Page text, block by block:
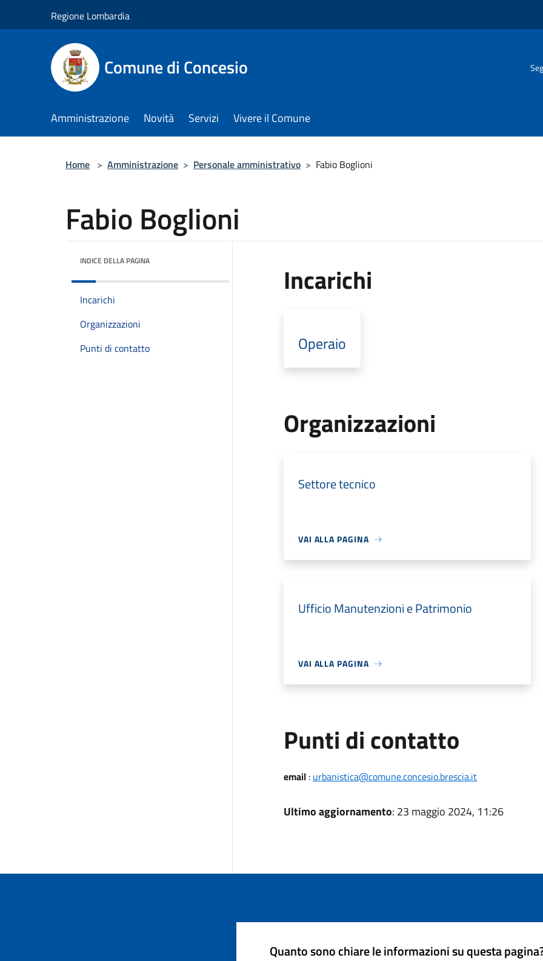
Regione Lombardia
Comune di Concesio
Amministrazione Novità Servizi Vivere il Comune
Home > Amministrazione > Personale amministrativo > Fabio Boglioni
Fabio Boglioni
INDICE DELLA PAGINA
Incarichi
Organizzazioni
Punti di contatto
Incarichi
Operaio
Organizzazioni
Settore tecnico
VAI ALLA PAGINA
Ufficio Manutenzioni e Patrimonio
VAI ALLA PAGINA
Punti di contatto
email: urbanistica@comune.concesio.brescia.it
Ultimo aggiornamento: 23 maggio 2024, 11:26
Quanto sono chiare le informazioni su questa